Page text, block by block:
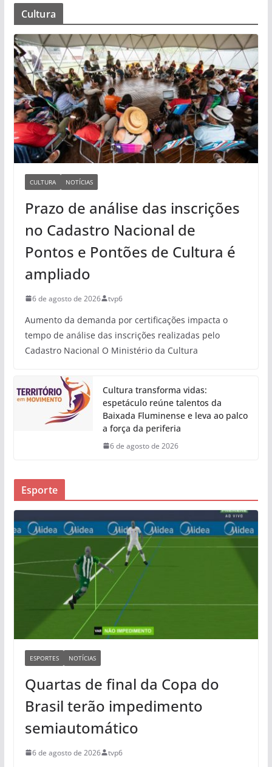
Cultura
CULTURA NOTÍCIAS
Prazo de análise das inscrições
no Cadastro Nacional de
Pontos e Pontões de Cultura é
ampliado
6 de agosto de 2026 tvp6
Aumento da demanda por certificações impacta o
tempo de análise das inscrições realizadas pelo
Cadastro Nacional O Ministério da Cultura
Cultura transforma vidas:
espetáculo reúne talentos da
Baixada Fluminense e leva ao palco
a força da periferia
6 de agosto de 2026
Esporte
ESPORTES NOTÍCIAS
Quartas de final da Copa do
Brasil terão impedimento
semiautomático
6 de agosto de 2026 tvp6